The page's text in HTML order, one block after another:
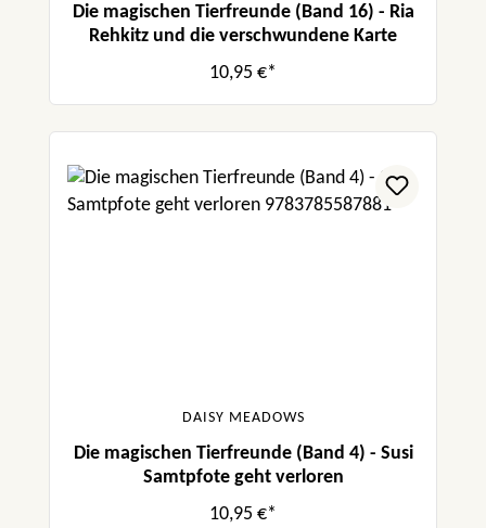
Die magischen Tierfreunde (Band 16) - Ria
Rehkitz und die verschwundene Karte
10,95 €*
DAISY MEADOWS
Die magischen Tierfreunde (Band 4) - Susi
Samtpfote geht verloren
10,95 €*